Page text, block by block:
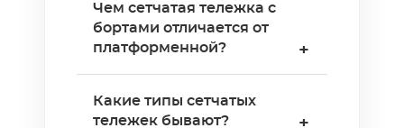
Чем сетчатая тележка с
бортами отличается от
платформенной?
+
складское оборудование
Какие типы сетчатых
тележек бывают?
+